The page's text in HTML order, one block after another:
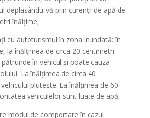
deplasându-vă prin curenţii de apă de
înălţime;
cu autoturismul în zona inundată: în
la înălţimea de circa 20 centimetri
în vehicul şi poate cauza
La înălţimea de circa 40
pluteşte. La înălţimea de 60
vehiculelor sunt luate de apă.
modul de comportare în cazul